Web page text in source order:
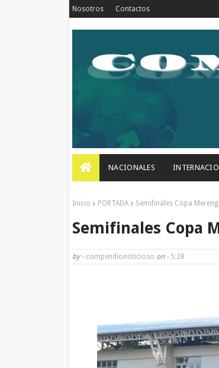
Nosotros Contactos
NACIONALES
Inicio PORTADA Semifinales Copa
Semifinales Copa
by - compendionoticioso on - 5:28